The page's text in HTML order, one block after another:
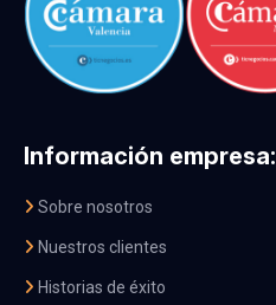
Información empresa:
Sobre nosotros
Nuestros clientes
Historias de éxito